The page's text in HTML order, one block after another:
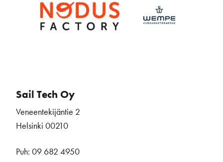
Sail Tech Oy
Veneentekijäntie 2
Helsinki 00210
Puh: 09 682 4950